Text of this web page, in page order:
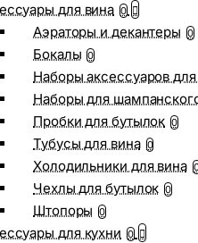
для вина 0
Аэраторы и декантеры 0
Бокалы 0
Наборы аксессуаров
Наборы для
Пробки для бутылок 0
Тубусы для вина 0
Холодильники для вина
Чехлы для бутылок 0
Штопоры 0
для кухни 0